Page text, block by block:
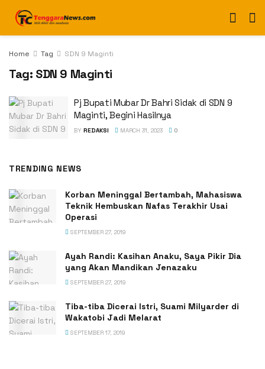
Home Tag SDN 9 Maginti
Tag: SDN 9 Maginti
Pj Bupati Mubar Dr Bahri Sidak di SDN 9
Maginti, Begini Hasilnya
BY REDAKSI MARCH 31, 2023 0
TRENDING NEWS
Korban Meninggal Bertambah, Mahasiswa
Teknik Hembuskan Nafas Terakhir Usai
Operasi
SEPTEMBER 27, 2019
Ayah Randi: Kasihan Anaku, Saya Pikir Dia
yang Akan Mandikan Jenazaku
SEPTEMBER 27, 2019
Tiba-tiba Dicerai Istri, Suami Milyarder di
Wakatobi Jadi Melarat
SEPTEMBER 17, 2019